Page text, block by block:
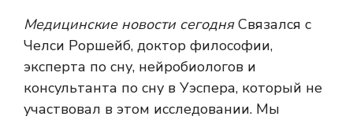
Медицинские новости сегодняСвязался с
Челси Роршейб, доктор философии,
эксперта по сну, нейробиологов и
консультанта по сну в Уэспера, который не
участвовал в этом исследовании. Мы